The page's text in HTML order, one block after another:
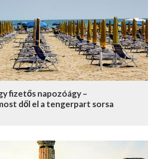
fizetős napozóágy –
dől el a tengerpart sorsa